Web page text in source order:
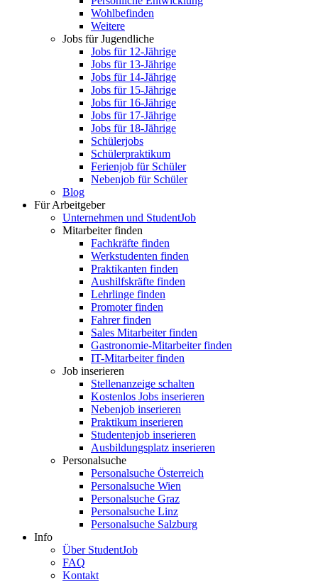
Wohlbefinden
Weitere
Jobs für Jugendliche
Jobs für 12-Jährige
Jobs für 13-Jährige
Jobs für 14-Jährige
Jobs für 15-Jährige
Jobs für 16-Jährige
Jobs für 17-Jährige
Jobs für 18-Jährige
Schülerjobs
Schülerpraktikum
Ferienjob für Schüler
Nebenjob für Schüler
Blog
Für Arbeitgeber
Unternehmen und StudentJob
Mitarbeiter finden
Fachkräfte finden
Werkstudenten finden
Praktikanten finden
Aushilfskräfte finden
Lehrlinge finden
Promoter finden
Fahrer finden
Sales Mitarbeiter finden
Gastronomie-Mitarbeiter finden
IT-Mitarbeiter finden
Job inserieren
Stellenanzeige schalten
Kostenlos Jobs inserieren
Nebenjob inserieren
Praktikum inserieren
Studentenjob inserieren
Ausbildungsplatz inserieren
Personalsuche
Personalsuche Österreich
Personalsuche Wien
Personalsuche Graz
Personalsuche Linz
Personalsuche Salzburg
Info
Über StudentJob
FAQ
Kontakt